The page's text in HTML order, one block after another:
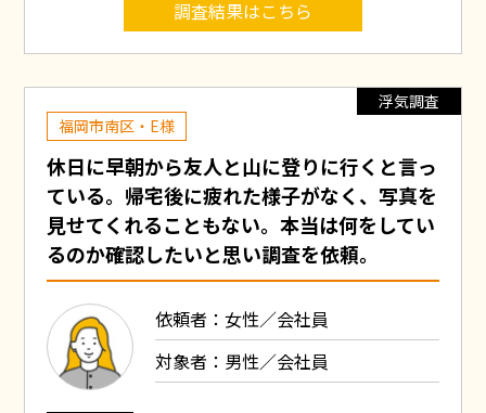
調査結果はこちら
浮気調査
福岡市南区・E様
休日に早朝から友人と山に登りに行くと言っ
ている。帰宅後に疲れた様子がなく、写真を
見せてくれることもない。本当は何をしてい
るのか確認したいと思い調査を依頼。
依頼者：女性／会社員
対象者：男性／会社員